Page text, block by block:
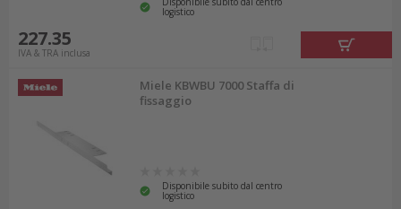
logistico
227.35
IVA & TRA inclusa
Miele KBWBU 7000 Staffa di
fissaggio
Disponibile subito dal centro
logistico